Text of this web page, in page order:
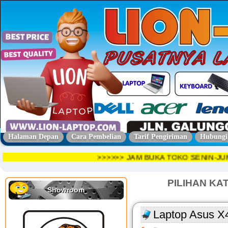
Halaman Depan Cara Pembelian Tarif Pengiriman
>>>>>> JAM BUKA TOKO
Showroom
PILIHAN
Laptop Asus